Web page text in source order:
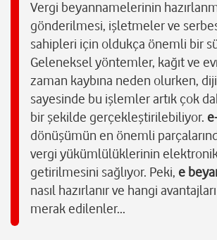
Vergi beyannamelerinin
gönderilmesi, işletmeler ve
sahipleri için oldukça önemli bir
Geleneksel yöntemler, kağıt ve
zaman kaybına neden olurken,
sayesinde bu işlemler artık çok
bir şekilde gerçekleştirilebiliyor.
dönüşümün en önemli
vergi yükümlülüklerinin
getirilmesini sağlıyor. Peki, e
nasıl hazırlanır ve hangi
merak edilenler...